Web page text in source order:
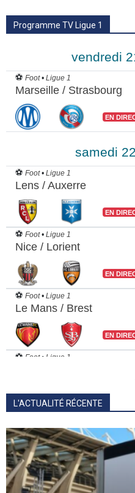
Programme TV Ligue 1
L'ACTUALITÉ RÉCENTE